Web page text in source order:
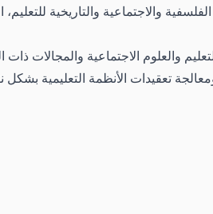
والاجتماعية والتاريخية
والعلوم الاجتماعية والمجالات ذات
تعقيدات الأنظمة التعليمية بشكل